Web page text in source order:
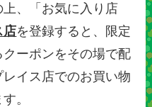
、「お気に入り店
店を登録すると、限定
ーポンをその場で配
イス店でのお買い物
。